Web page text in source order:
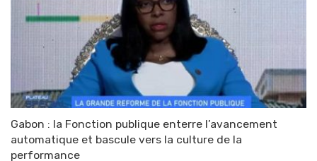
Gabon : la Fonction publique enterre l’avancement
automatique et bascule vers la culture de la
performance